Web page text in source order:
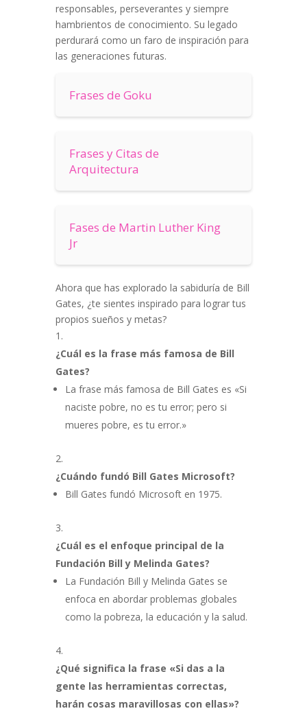
responsables, perseverantes y siempre
hambrientos de conocimiento. Su legado
perdurará como un faro de inspiración para
las generaciones futuras.
Frases de Goku
Frases y Citas de
Arquitectura
Fases de Martin Luther King
Jr
Ahora que has explorado la sabiduría de Bill
Gates, ¿te sientes inspirado para lograr tus
propios sueños y metas?
¿Cuál es la frase más famosa de Bill
Gates?
La frase más famosa de Bill Gates es «Si
naciste pobre, no es tu error; pero si
mueres pobre, es tu error.»
¿Cuándo fundó Bill Gates Microsoft?
Bill Gates fundó Microsoft en 1975.
¿Cuál es el enfoque principal de la
Fundación Bill y Melinda Gates?
La Fundación Bill y Melinda Gates se
enfoca en abordar problemas globales
como la pobreza, la educación y la salud.
¿Qué significa la frase «Si das a la
gente las herramientas correctas,
harán cosas maravillosas con ellas»?